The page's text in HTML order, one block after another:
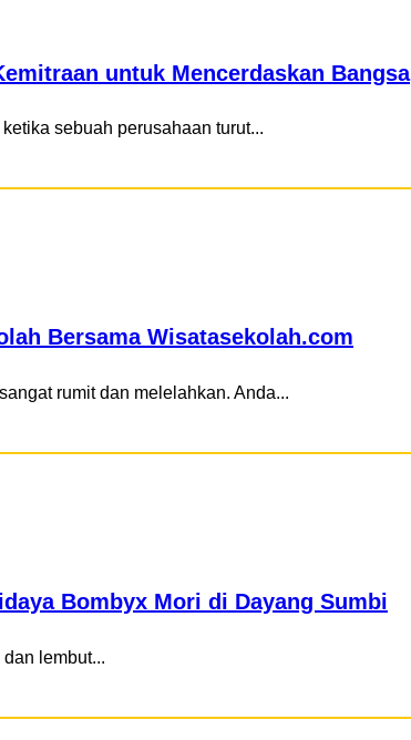
untuk Mencerdaskan Bangsa
sebuah perusahaan turut...
Bersama Wisatasekolah.com
rumit dan melelahkan. Anda...
Bombyx Mori di Dayang Sumbi
lembut...